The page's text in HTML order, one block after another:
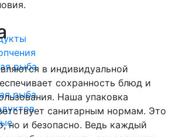
рыба
рыба
в индивидуальной
сохранность блюд и
Наша упаковка
санитарным нормам. Это
но и безопасно. Ведь каждый